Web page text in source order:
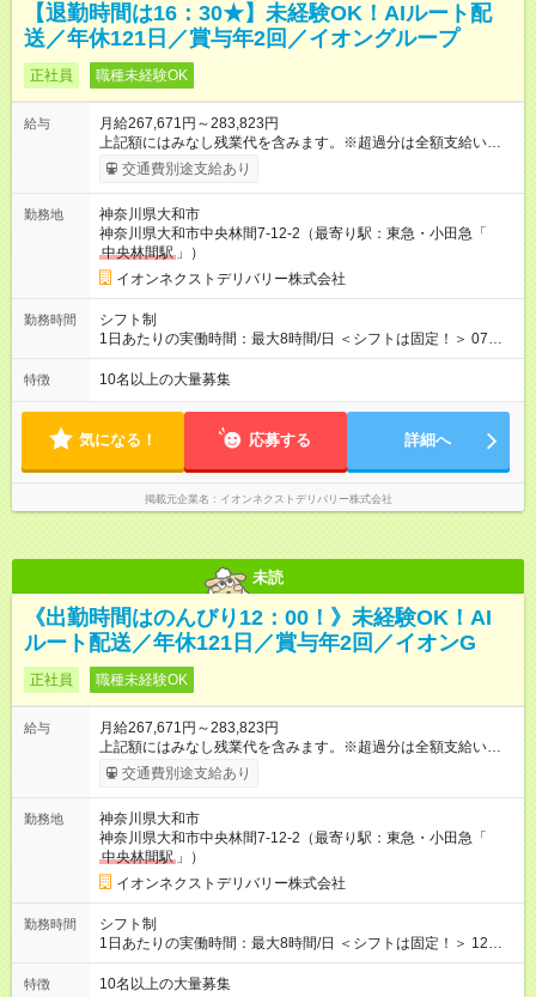
【退勤時間は16：30★】未経験OK！AIルート配
送／年休121日／賞与年2回／イオングループ
正社員 職種未経験OK
給与
月給267,671円～283,823円
上記額にはみなし残業代を含みます。※超過分は全額支給いたし
ます。 みなし残業代 35,671円／月 みなし残業時間 20時間／月
【試用期間】試用期間あり 試用期間の長さ：3ヶ月 ※ 雇用形態
用時と同じです。 給与：月給 256,133円以上 上記額にはみなし
残業代を含みます。※超過分は全額支給いたします。 みなし残
業代 34,133円以上／月 みなし残業時間 20時間／月 ■研修
後 ：月給261，902円(一律手当含む) ■本配属後 ：月給
267，671円～283，823円(一律手当含む) ※研修期間中は給与が
上記になり、 その他の待遇に変更はございません。
交通費別途支給あり
勤務地
神奈川県大和市
神奈川県大和市中央林間7-12-2（最寄り駅：東急・小田急「
中央林間駅 」）
イオンネクストデリバリー株式会社
勤務時間
シフト制
1日あたりの実働時間：最大8時間/日 ＜シフトは固定！＞ 07：
30～16：30 【参考】他のシフトは下記より選択可 ■05：00～
14：00 ■12：00～21：00 ■14：00～23：00
特徴 10名以上の大量募集
気になる！ 応募する 詳細へ
掲載元企業名 イオンネクストデリバリー株式会社
未読
《出勤時間はのんびり12：00！》未経験OK！AI
ルート配送／年休121日／賞与年2回／イオンG
正社員 職種未経験OK
給与
月給267,671円～283,823円
上記額にはみなし残業代を含みます。※超過分は全額支給いたし
ます。 みなし残業代 35,671円／月 みなし残業時間 20時間／月
【試用期間】試用期間あり 試用期間の長さ：3ヶ月 ※ 雇用形態
用時と同じです。 給与：月給 256,133円以上 上記額にはみなし
残業代を含みます。※超過分は全額支給いたします。 みなし残
業代 34,133円以上／月 みなし残業時間 20時間／月 ■研修
後 ：月給261，902円(一律手当含む) ■本配属後 ：月給
267，671円～283，823円(一律手当含む) ※研修期間中は給与が
上記になり、 その他の待遇に変更はございません。
交通費別途支給あり
勤務地
神奈川県大和市
神奈川県大和市中央林間7-12-2（最寄り駅：東急・小田急「
中央林間駅 」）
イオンネクストデリバリー株式会社
勤務時間
シフト制
1日あたりの実働時間：最大8時間/日 ＜シフトは固定！＞ 12：
00～21：00 【参考】他のシフトは下記より選択可 ■05：00～
14：00 ■07：30～16：30 ■14：00～23：00
特徴 10名以上の大量募集